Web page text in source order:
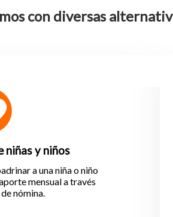
con diversas
niñas y niños
a una niña o niño
mensual a través
nómina.